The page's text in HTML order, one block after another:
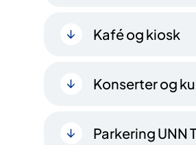
Kafé og kiosk
Konserter og
Parkering UNN